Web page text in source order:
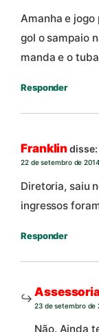
Amanha e jogo
gol o sampaio
manda e o
Responder
Franklindisse:
22 de setembro de
Diretoria, saiu
ingressos
Responder
23 de setembro de
Não. Ainda